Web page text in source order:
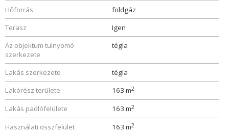
Hőforrás
földgáz
Terasz
Igen
Az objektum tulnyomó
szerkezete
tégla
Lakás szerkezete
tégla
Lakórész területe
163 m2
Lakás padlófelülete 163 m2
Használati összfelület 163 m2